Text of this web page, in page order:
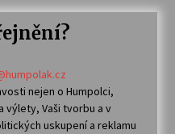
nejen o Humpolci,
výlety, Vaši tvorbu a v
uskupení a reklamu